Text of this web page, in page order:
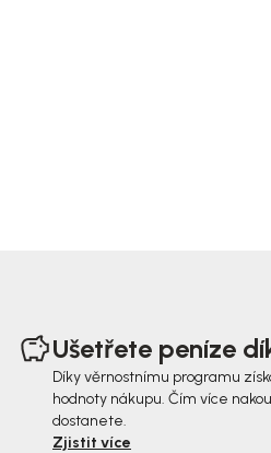
Ušetřete peníze
Díky věrnostnímu programu
hodnoty nákupu. Čím více
dostanete.
Zjistit více